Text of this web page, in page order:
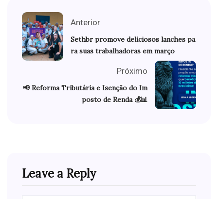
Anterior
Sethbr promove deliciosos lanches pa
ra suas trabalhadoras em março
Próximo
📢 Reforma Tributária e Isenção do Im
posto de Renda 💰📊
Leave a Reply